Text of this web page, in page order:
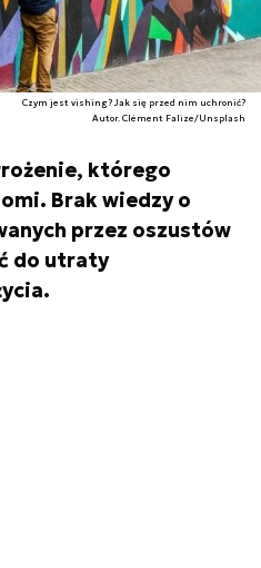
Czym jest vishing? Jak się przed nim uchronić?
Autor. Clément Falize/Unsplash
którego
Brak wiedzy o
przez oszustów
do utraty